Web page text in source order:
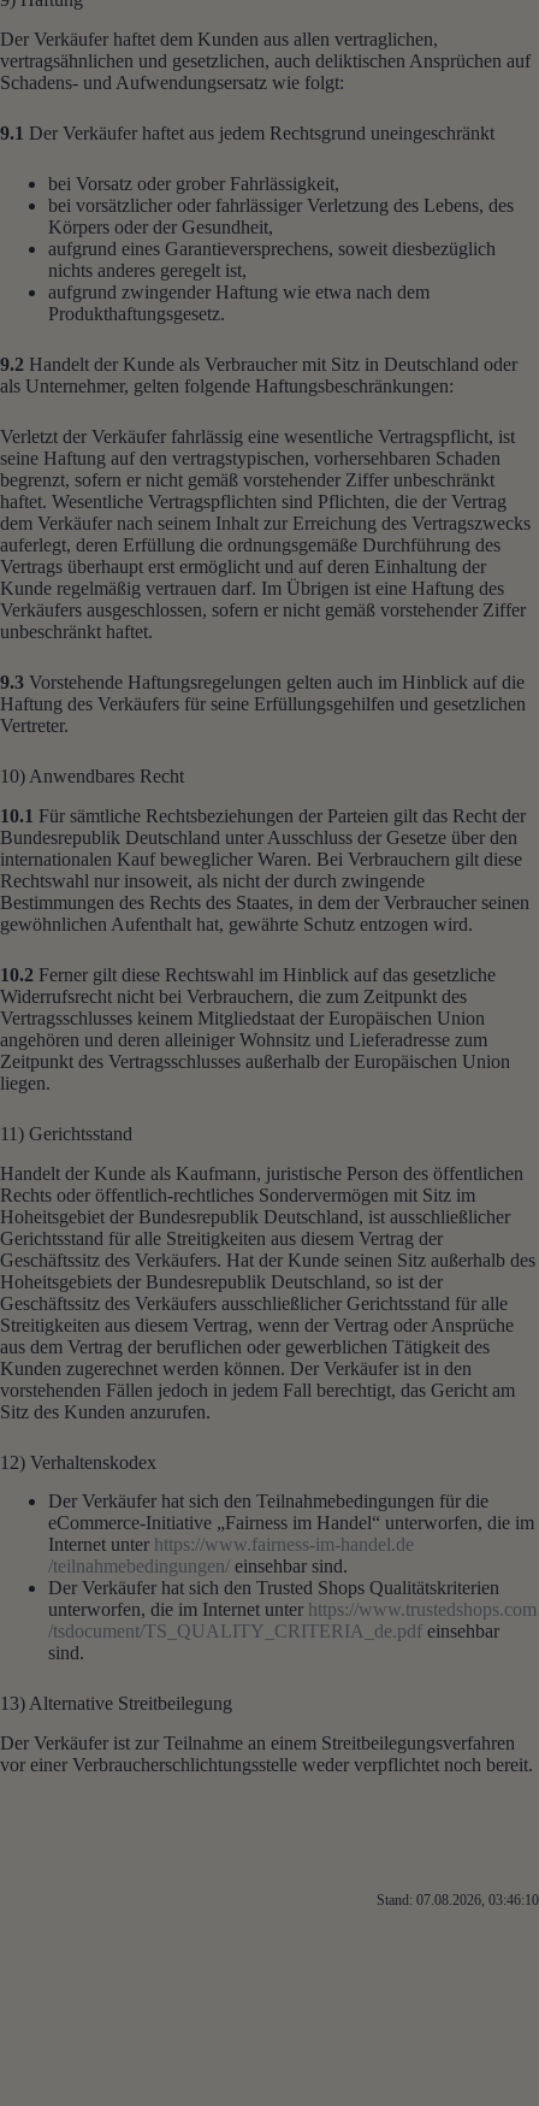
Der Verkäufer haftet dem Kunden aus allen vertraglichen,
vertragsähnlichen und gesetzlichen, auch deliktischen Ansprüchen auf
Schadens- und Aufwendungsersatz wie folgt:
9.1 Der Verkäufer haftet aus jedem Rechtsgrund uneingeschränkt
bei Vorsatz oder grober Fahrlässigkeit,
bei vorsätzlicher oder fahrlässiger Verletzung des Lebens, des
Körpers oder der Gesundheit,
aufgrund eines Garantieversprechens, soweit diesbezüglich
nichts anderes geregelt ist,
aufgrund zwingender Haftung wie etwa nach dem
Produkthaftungsgesetz.
9.2 Handelt der Kunde als Verbraucher mit Sitz in Deutschland oder
als Unternehmer, gelten folgende Haftungsbeschränkungen:
Verletzt der Verkäufer fahrlässig eine wesentliche Vertragspflicht, ist
seine Haftung auf den vertragstypischen, vorhersehbaren Schaden
begrenzt, sofern er nicht gemäß vorstehender Ziffer unbeschränkt
haftet. Wesentliche Vertragspflichten sind Pflichten, die der Vertrag
dem Verkäufer nach seinem Inhalt zur Erreichung des Vertragszwecks
auferlegt, deren Erfüllung die ordnungsgemäße Durchführung des
Vertrags überhaupt erst ermöglicht und auf deren Einhaltung der
Kunde regelmäßig vertrauen darf. Im Übrigen ist eine Haftung des
Verkäufers ausgeschlossen, sofern er nicht gemäß vorstehender Ziffer
unbeschränkt haftet.
9.3 Vorstehende Haftungsregelungen gelten auch im Hinblick auf die
Haftung des Verkäufers für seine Erfüllungsgehilfen und gesetzlichen
Vertreter.
10) Anwendbares Recht
10.1 Für sämtliche Rechtsbeziehungen der Parteien gilt das Recht der
Bundesrepublik Deutschland unter Ausschluss der Gesetze über den
internationalen Kauf beweglicher Waren. Bei Verbrauchern gilt diese
Rechtswahl nur insoweit, als nicht der durch zwingende
Bestimmungen des Rechts des Staates, in dem der Verbraucher seinen
gewöhnlichen Aufenthalt hat, gewährte Schutz entzogen wird.
10.2 Ferner gilt diese Rechtswahl im Hinblick auf das gesetzliche
Widerrufsrecht nicht bei Verbrauchern, die zum Zeitpunkt des
Vertragsschlusses keinem Mitgliedstaat der Europäischen Union
angehören und deren alleiniger Wohnsitz und Lieferadresse zum
Zeitpunkt des Vertragsschlusses außerhalb der Europäischen Union
liegen.
11) Gerichtsstand
Handelt der Kunde als Kaufmann, juristische Person des öffentlichen
Rechts oder öffentlich-rechtliches Sondervermögen mit Sitz im
Hoheitsgebiet der Bundesrepublik Deutschland, ist ausschließlicher
Gerichtsstand für alle Streitigkeiten aus diesem Vertrag der
Geschäftssitz des Verkäufers. Hat der Kunde seinen Sitz außerhalb des
Hoheitsgebiets der Bundesrepublik Deutschland, so ist der
Geschäftssitz des Verkäufers ausschließlicher Gerichtsstand für alle
Streitigkeiten aus diesem Vertrag, wenn der Vertrag oder Ansprüche
aus dem Vertrag der beruflichen oder gewerblichen Tätigkeit des
Kunden zugerechnet werden können. Der Verkäufer ist in den
vorstehenden Fällen jedoch in jedem Fall berechtigt, das Gericht am
Sitz des Kunden anzurufen.
12) Verhaltenskodex
Der Verkäufer hat sich den Teilnahmebedingungen für die
eCommerce-Initiative „Fairness im Handel“ unterworfen, die im
Internet unter https://www.fairness-im-handel.de
/teilnahmebedingungen/ einsehbar sind.
Der Verkäufer hat sich den Trusted Shops Qualitätskriterien
unterworfen, die im Internet unter https://www.trustedshops.com
/tsdocument/TS_QUALITY_CRITERIA_de.pdf einsehbar
sind.
13) Alternative Streitbeilegung
Der Verkäufer ist zur Teilnahme an einem Streitbeilegungsverfahren
vor einer Verbraucherschlichtungsstelle weder verpflichtet noch bereit.
Stand: 07.08.2026, 03:46:10